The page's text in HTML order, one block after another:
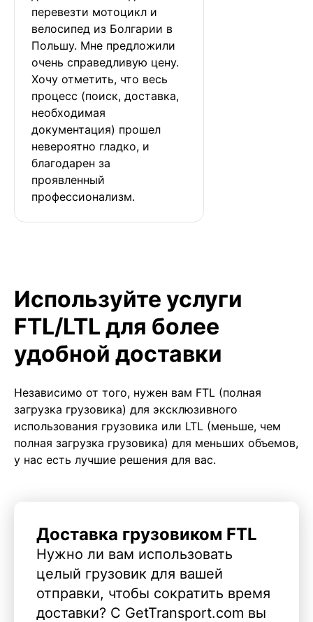
перевезти мотоцикл и
велосипед из Болгарии в
Польшу. Мне предложили
очень справедливую цену.
Хочу отметить, что весь
процесс (поиск, доставка,
необходимая
документация) прошел
невероятно гладко, и
благодарен за
проявленный
профессионализм.
Используйте услуги
FTL/LTL для более
удобной доставки
Независимо от того, нужен вам FTL (полная
загрузка грузовика) для эксклюзивного
использования грузовика или LTL (меньше, чем
полная загрузка грузовика) для меньших объемов,
у нас есть лучшие решения для вас.
Доставка грузовиком FTL
Нужно ли вам использовать
целый грузовик для вашей
отправки, чтобы сократить время
доставки? С GetTransport.com вы